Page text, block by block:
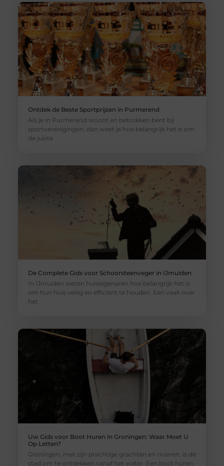
Ontdek de Beste Sportprijzen in Purmerend
Als je in Purmerend woont en betrokken bent bij
sportverenigingen, dan weet je hoe belangrijk het is om
de juiste
De Complete Gids voor Schoorsteenveger in IJmuiden
In IJmuiden weten huiseigenaren hoe belangrijk het is
om hun huis veilig en efficiënt te houden. Een vaak over
het
Uw Gids voor Boot Huren in Groningen: Waar Moet U
Op Letten?
Groningen, met zijn prachtige grachten en rivieren, is dé
stad om te ontdekken vanaf het water. Een boot huren